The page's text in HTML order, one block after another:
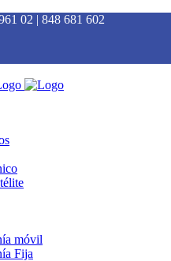
02 | 848 681 602
móvil
Fija